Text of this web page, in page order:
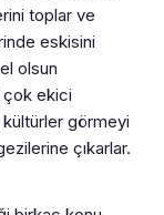
toplar ve
eskisini
olsun
ekici
kültürler görmeyi
çıkarlar.